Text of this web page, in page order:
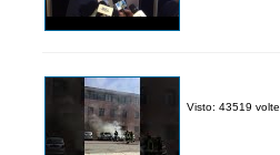
Visto: 43519 volte